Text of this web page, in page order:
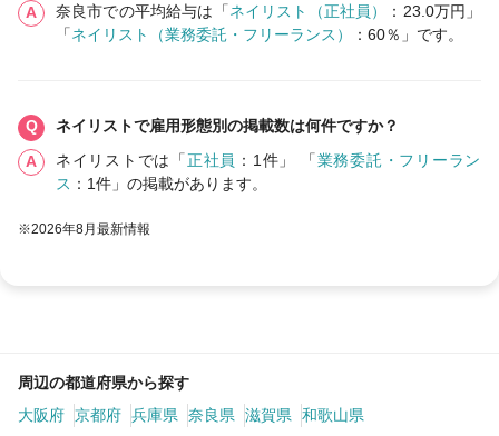
奈良市での平均給与は「ネイリスト（正社員）
：23.0万円」
「ネイリスト（業務委託・フリーランス） ：60％」です。
ネイリストで雇用形態別の掲載数は何件ですか？
ネイリストでは「正社員 ：1件」 「業務委託・フリーラン
ス ：1件」の掲載があります。
※2026年8月最新情報
周辺の都道府県から探す
大阪府 京都府 兵庫県 奈良県 滋賀県 和歌山県